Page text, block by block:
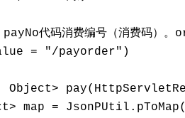
代码消费编号（消费码）。
= "/payorder")
Object>
map =